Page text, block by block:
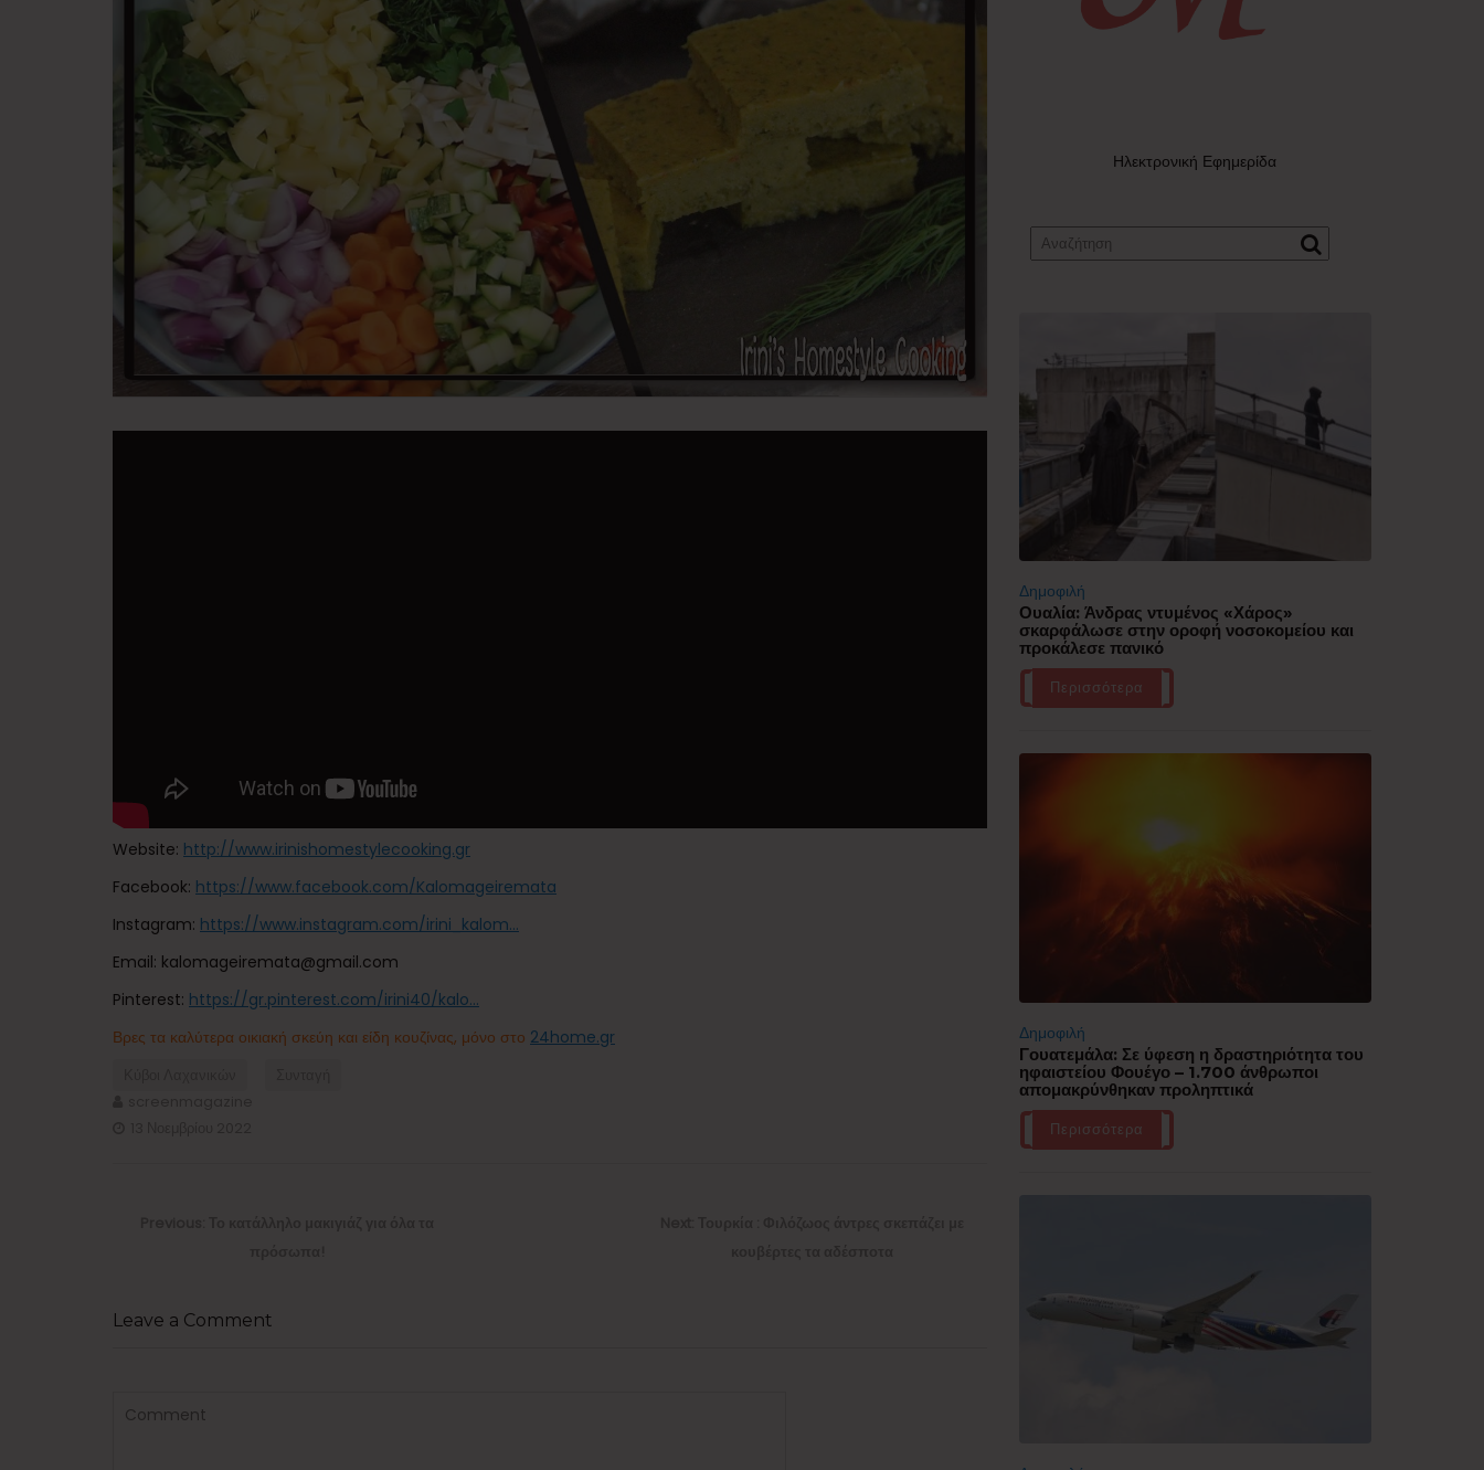
Website: http://www.irinishomestylecooking.gr
Facebook: https://www.facebook.com/Kalomageiremata
Instagram: https://www.instagram.com/irini_kalom…
Email: kalomageiremata@gmail.com
Pinterest: https://gr.pinterest.com/irini40/kalo…
Βρες τα καλύτερα οικιακή σκεύη και είδη κουζίνας, μόνο στο 24home.gr
Leave a Comment
Ηλεκτρονική Εφημερίδα
Δημοφιλή
Ουαλία: Άνδρας ντυμένος «Χάρος»
σκαρφάλωσε στην οροφή νοσοκομείου και
προκάλεσε πανικό
Περισσότερα
Δημοφιλή
Γουατεμάλα: Σε ύφεση η δραστηριότητα του
ηφαιστείου Φουέγο – 1.700 άνθρωποι
απομακρύνθηκαν προληπτικά
Περισσότερα